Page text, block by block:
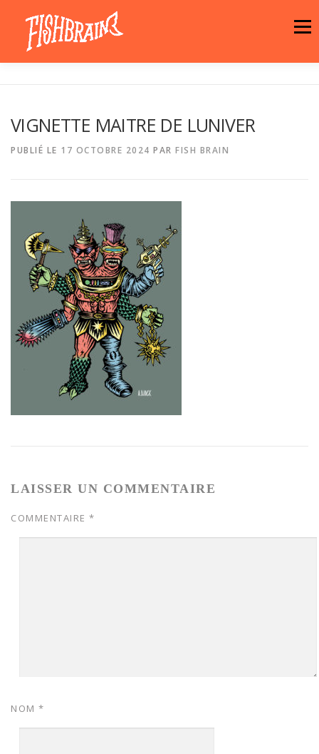
contenu
Menu
LA BOUTIQUE
VIGNETTE MAITRE DE LUNIVER
PUBLIÉ LE 17 OCTOBRE 2024 PAR FISH BRAIN
LAISSER UN COMMENTAIRE
COMMENTAIRE *
NOM *